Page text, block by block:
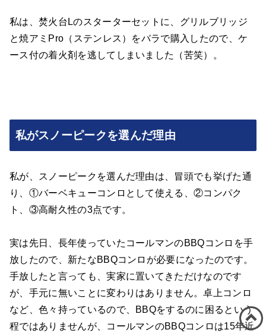
私は、焚火台Lのスターターセットに、グリルブリッジ
と焼アミPro（ステンレス）をバラで購入したので、ケ
ース付の着火剤を逃してしまいました（苦笑）。
私がスノーピークを選んだ理由
私が、スノーピークを選んだ理由は、冒頭でも挙げた通
り、①バーベキューコンロとして使える、②コンパク
ト、③高耐久性の3点です。
実は先日、長年使っていたコールマンのBBQコンロを手
放したので、新たなBBQコンロが必要になったのです。
手放したと言っても、実家に置いてきただけなのです
が、手元に無いことに変わりはありません。卓上コンロ
など、色々持っているので、BBQをするのに困るという
程ではありませんが、コールマンのBBQコンロは15年近